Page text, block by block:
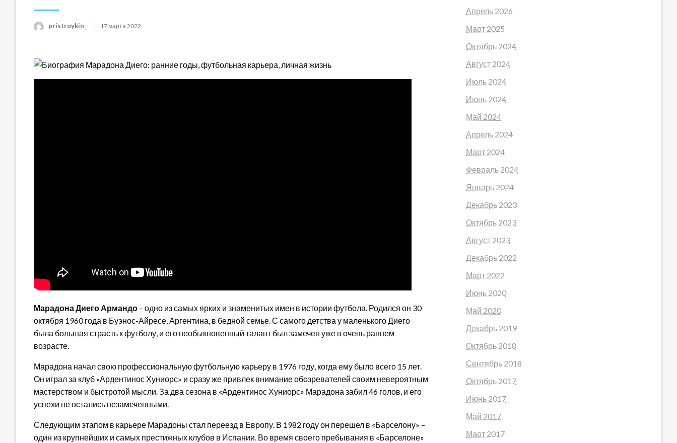
pristroykin_
Posted
17 марта 2022
Марадона Диего Армандо – одно из самых ярких и знаменитых имен в истории футбола. Родился он 30
октября 1960 года в Буэнос-Айресе, Аргентина, в бедной семье. С самого детства у маленького Диего
была большая страсть к футболу, и его необыкновенный талант был замечен уже в очень раннем
возрасте.
Марадона начал свою профессиональную футбольную карьеру в 1976 году, когда ему было всего 15 лет.
Он играл за клуб «Ардентинос Хуниорс» и сразу же привлек внимание обозревателей своим невероятным
мастерством и быстротой мысли. За два сезона в «Ардентинос Хуниорс» Марадона забил 46 голов, и его
успехи не остались незамеченными.
Следующим этапом в карьере Марадоны стал переезд в Европу. В 1982 году он перешел в «Барселону» –
один из крупнейших и самых престижных клубов в Испании. Во время своего пребывания в «Барселоне»
Апрель 2026
Март 2025
Октябрь 2024
Август 2024
Июль 2024
Июнь 2024
Май 2024
Апрель 2024
Март 2024
Февраль 2024
Январь 2024
Декабрь 2023
Октябрь 2023
Август 2023
Декабрь 2022
Март 2022
Июнь 2020
Май 2020
Декабрь 2019
Октябрь 2018
Сентябрь 2018
Октябрь 2017
Июнь 2017
Май 2017
Март 2017